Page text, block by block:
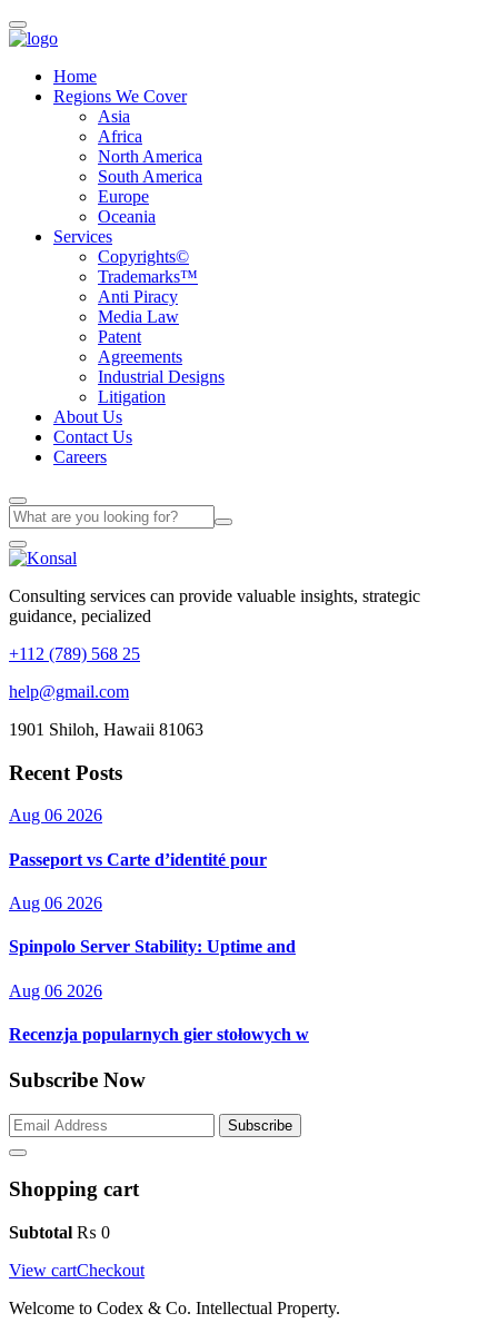
Home
Regions We Cover
Asia
Africa
North America
South America
Europe
Oceania
Services
Copyrights©
Trademarks™
Anti Piracy
Media Law
Patent
Agreements
Industrial Designs
Litigation
About Us
Contact Us
Careers
Consulting services can provide valuable insights, strategic
guidance, pecialized
+112 (789) 568 25
help@gmail.com
1901 Shiloh, Hawaii 81063
Recent Posts
Aug 06 2026
Passeport vs Carte d’identité pour
Aug 06 2026
Spinpolo Server Stability: Uptime and
Aug 06 2026
Recenzja popularnych gier stołowych w
Subscribe Now
Subscribe
Shopping cart
Subtotal ₨ 0
View cartCheckout
Welcome to Codex & Co. Intellectual Property.